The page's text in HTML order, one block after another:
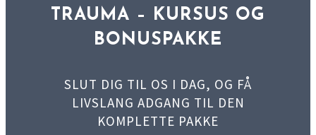
TRAUMA – KURSUS OG
BONUSPAKKE
SLUT DIG TIL OS I DAG, OG FÅ
LIVSLANG ADGANG TIL DEN
KOMPLETTE PAKKE